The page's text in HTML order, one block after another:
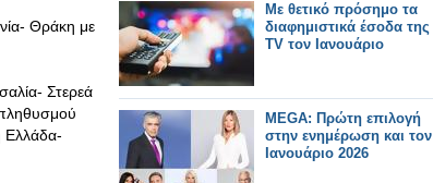
Θράκη με
Στερεά
Ελλάδα-
Με θετικό πρόσημο τα
διαφημιστικά έσοδα της
TV τον Ιανουάριο
MEGA: Πρώτη επιλογή
στην ενημέρωση και τον
Ιανουάριο 2026